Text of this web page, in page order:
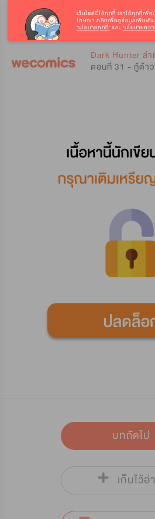
Dark Hunter ล่า
ตอนที่ 31 - กู้ต้าว
บทถัดไป
เก็บไว้อ่
เว็บไซต์นี้ใช้คุกกี้ เราใช้คุกกี้เพื่อ
โฆษณา คลิกเพื่อดูข้อมูลเพิ่มเติม
‘นโยบายคุกกี้’ และ ‘นโยบายคว